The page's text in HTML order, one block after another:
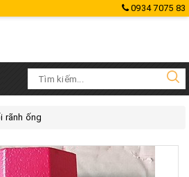
0934 7075 83
rãnh ống